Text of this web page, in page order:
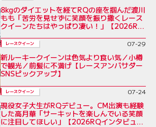
8kgのダイエットを経てRQの座を掴んだ渡川
もも「苦労を見せずに笑顔を振り撒くレース
クイーンたちはやっぱり凄い！」【2026RQ
レースクイーン 07-29
新ルーキークイーンは色気より食い気／小樽
で観光／前髪に不満げ【レースアンバサダー
SNSピックアップ】
レースクイーン 07-24
現役女子大生がRQデビュー。CM出演も経験
した高月華「サーキットを楽しんでいる笑顔
に注目してほしい」【2026RQインタビュー